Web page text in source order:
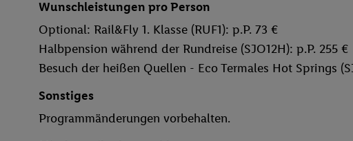
Wunschleistungen pro Person
Optional: Rail&Fly 1. Klasse (RUF1): p.P. 73 €
Halbpension während der Rundreise (SJO12H): p.P. 255 €
Besuch der heißen Quellen - Eco Termales Hot Springs
Sonstiges
Programmänderungen vorbehalten.